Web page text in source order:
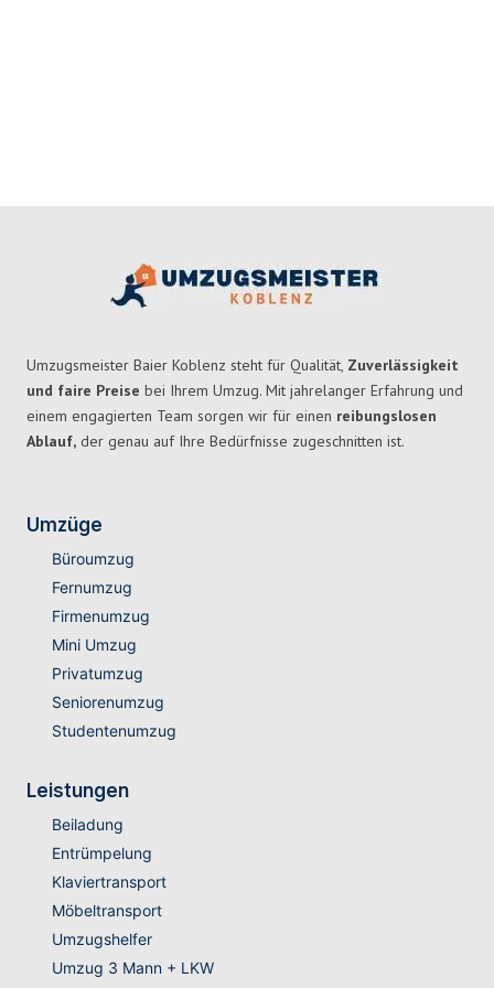
Umzugsmeister Baier Koblenz steht für Qualität, Zuverlässigkeit
und faire Preise bei Ihrem Umzug. Mit jahrelanger Erfahrung und
einem engagierten Team sorgen wir für einen reibungslosen
Ablauf, der genau auf Ihre Bedürfnisse zugeschnitten ist.
Umzüge
Büroumzug
Fernumzug
Firmenumzug
Mini Umzug
Privatumzug
Seniorenumzug
Studentenumzug
Leistungen
Beiladung
Entrümpelung
Klaviertransport
Möbeltransport
Umzugshelfer
Umzug 3 Mann + LKW